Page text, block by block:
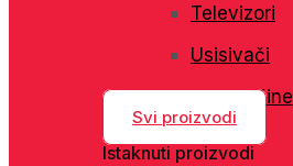
Televizori
Usisivači
Veš mašine
Svi proizvodi
Istaknuti proizvodi